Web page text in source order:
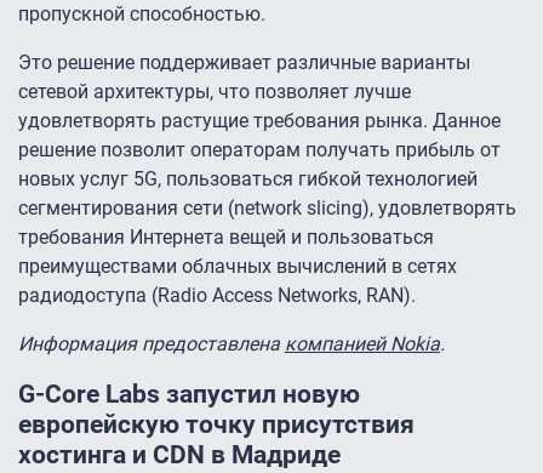
пропускной способностью.
Это решение поддерживает различные варианты
сетевой архитектуры, что позволяет лучше
удовлетворять растущие требования рынка. Данное
решение позволит операторам получать прибыль от
новых услуг 5G, пользоваться гибкой технологией
сегментирования сети (network slicing), удовлетворять
требования Интернета вещей и пользоваться
преимуществами облачных вычислений в сетях
радиодоступа (Radio Access Networks, RAN).
Информация предоставлена компанией Nokia.
G-Core Labs запустил новую
европейскую точку присутствия
хостинга и CDN в Мадриде